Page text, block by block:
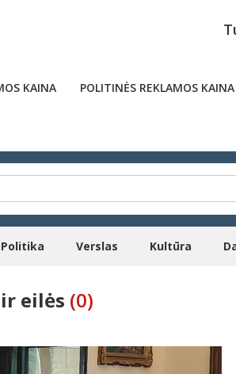
KAINA POLITINĖS REKLAMOS KAINA
Politika Verslas Kultūra
eilės (0)